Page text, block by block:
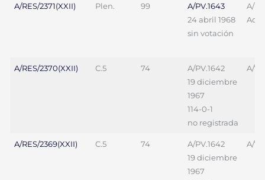
A/RES/2371(XXII) Plen. 99
A/PV.1643
24 abril 1968
sin votación
A/
A/RES/2370(XXII) C.5 74
A/PV.1642
19 diciembre
1967
114-0-1
no registrada
A/
A/RES/2369(XXII) C.5 74
A/PV.1642
19 diciembre
1967
A/